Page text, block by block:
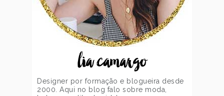
lia camargo
Designer por formação e blogueira desde
2000. Aqui no blog falo sobre moda,